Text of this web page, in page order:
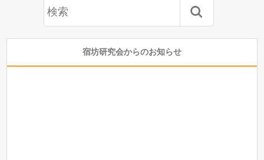
宿坊研究会からのお知らせ